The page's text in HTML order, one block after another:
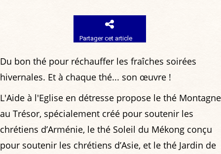
Partager cet article
Du bon thé pour réchauffer les fraîches soirées
hivernales. Et à chaque thé... son œuvre !
L'Aide à l'Eglise en détresse propose le thé Montagne
au Trésor, spécialement créé pour soutenir les
chrétiens d’Arménie, le thé Soleil du Mékong conçu
pour soutenir les chrétiens d’Asie, et le thé Jardin de